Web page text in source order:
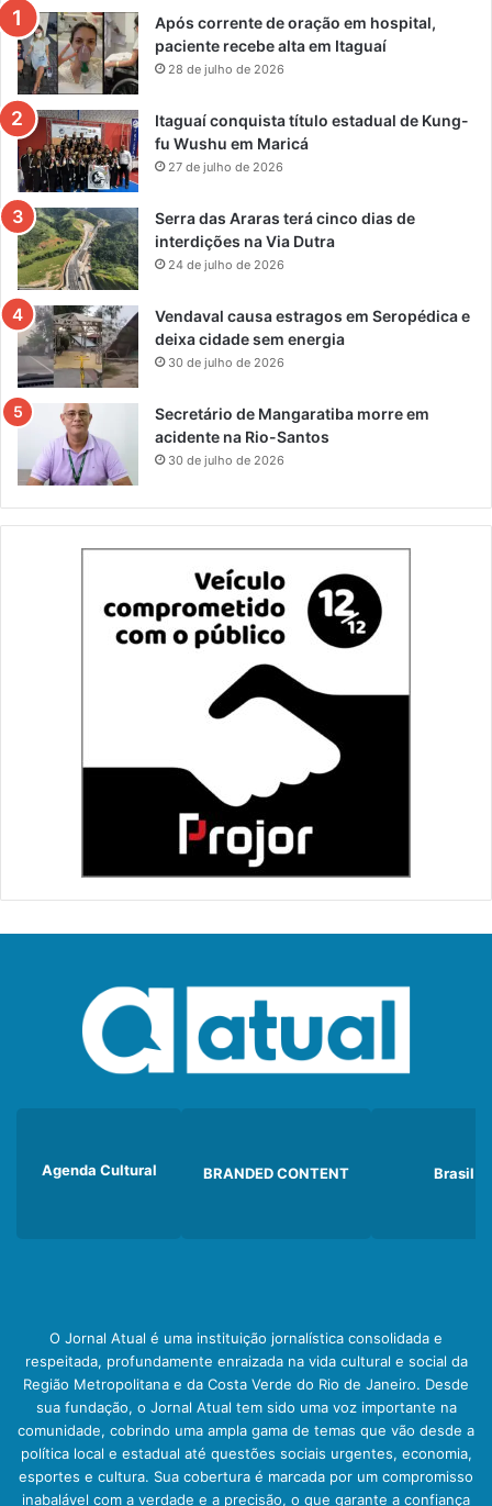
Após corrente de oração em hospital,
paciente recebe alta em Itaguaí
28 de julho de 2026
Itaguaí conquista título estadual de Kung-
fu Wushu em Maricá
27 de julho de 2026
Serra das Araras terá cinco dias de
interdições na Via Dutra
24 de julho de 2026
Vendaval causa estragos em Seropédica e
deixa cidade sem energia
30 de julho de 2026
Secretário de Mangaratiba morre em
acidente na Rio-Santos
30 de julho de 2026
Agenda Cultural BRANDED CONTENT Brasil
O Jornal Atual é uma instituição jornalística consolidada e
respeitada, profundamente enraizada na vida cultural e social da
Região Metropolitana e da Costa Verde do Rio de Janeiro. Desde
sua fundação, o Jornal Atual tem sido uma voz importante na
comunidade, cobrindo uma ampla gama de temas que vão desde a
política local e estadual até questões sociais urgentes, economia,
esportes e cultura. Sua cobertura é marcada por um compromisso
inabalável com a verdade e a precisão, o que garante a confiança